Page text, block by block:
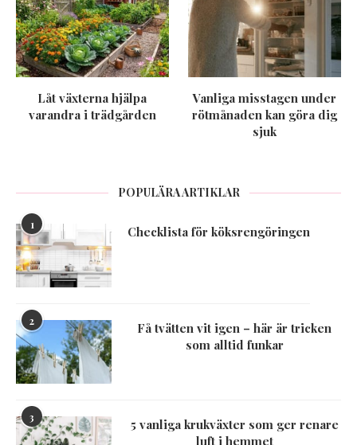
Låt växterna hjälpa
varandra i trädgården
Vanliga misstagen under
rötmånaden kan göra dig
sjuk
POPULÄRA ARTIKLAR
1 Checklista för köksrengöringen
2
Få tvätten vit igen – här är tricken
som alltid funkar
3
5 vanliga krukväxter som ger renare
luft i hemmet